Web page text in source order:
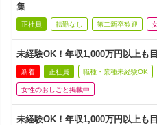
集
正社員 転勤なし 第二新卒歓迎
未経験OK！年収1,000万円以上も
新着 正社員 職種・業種未経験OK
女性のおしごと掲載中
未経験OK！年収1,000万円以上も